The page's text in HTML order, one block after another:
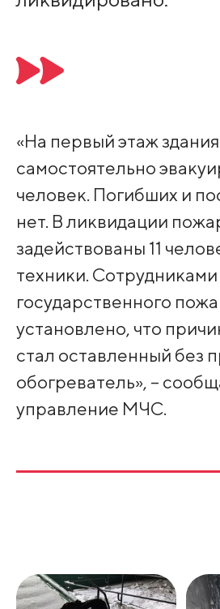
«На первый этаж здания
самостоятельно
человек. Погибших и
нет. В ликвидации
задействованы 11
техники. Сотрудниками
государственного
установлено, что
стал оставленный без
обогреватель», –
управление МЧС.